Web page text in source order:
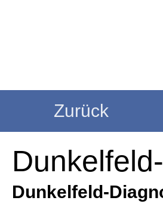
Zurück
Startseite
Therapie
Dunkelfeld-